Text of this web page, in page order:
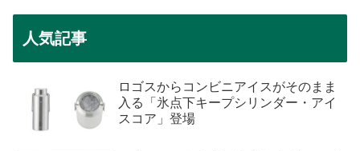
人気記事
ロゴスからコンビニアイスがそのまま
入る「氷点下キープシリンダー・アイ
スコア」登場